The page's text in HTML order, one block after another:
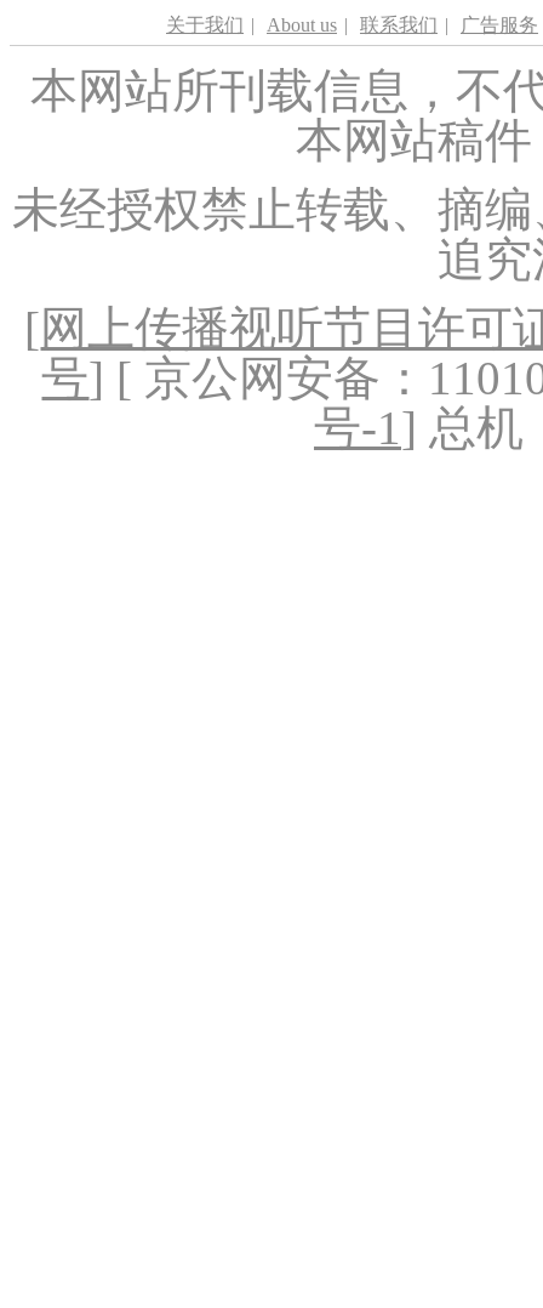
关于我们 | About us | 联系我们 | 广告服务
本网站所刊载信息，不
本网站稿
未经授权禁止转载、摘
追
[网上传播视听节目许可
号] [ 京公网安备：
号-1] 总机